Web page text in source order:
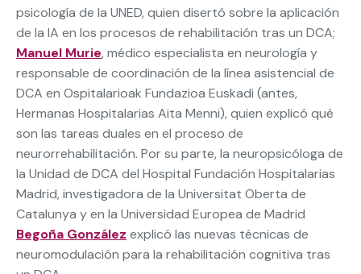
psicología de la UNED, quien disertó sobre la aplicación
de la IA en los procesos de rehabilitación tras un DCA;
Manuel Murie, médico especialista en neurología y
responsable de coordinación de la línea asistencial de
DCA en Ospitalarioak Fundazioa Euskadi (antes,
Hermanas Hospitalarias Aita Menni), quien explicó qué
son las tareas duales en el proceso de
neurorrehabilitación. Por su parte, la neuropsicóloga de
la Unidad de DCA del Hospital Fundación Hospitalarias
Madrid, investigadora de la Universitat Oberta de
Catalunya y en la Universidad Europea de Madrid
Begoña González explicó las nuevas técnicas de
neuromodulación para la rehabilitación cognitiva tras